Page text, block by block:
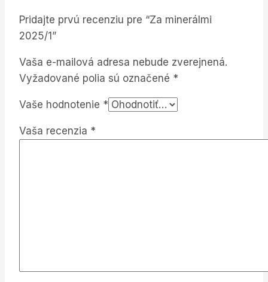
Pridajte prvú recenziu pre “Za minerálmi
2025/1”
Vaša e-mailová adresa nebude zverejnená.
Vyžadované polia sú označené *
Vaše hodnotenie *
Vaša recenzia *